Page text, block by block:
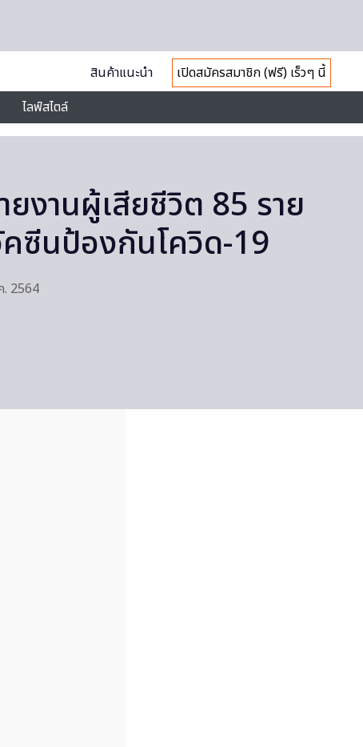
สินค้าแนะนำ
เปิดสมัครสมาชิก (ฟรี) เร็วๆ นี้
ไลฟ์สไตล์
งานผู้เสียชีวิต 85 ราย
คซีนป้องกันโควิด-19
. 2564